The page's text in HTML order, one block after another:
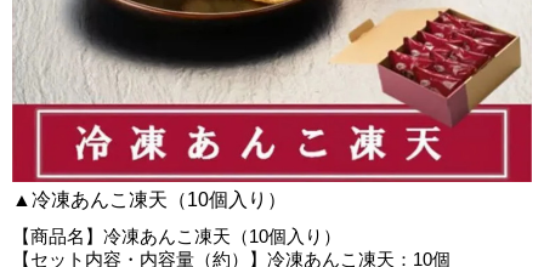
▲冷凍あんこ凍天（10個入り）
【商品名】冷凍あんこ凍天（10個入り）
【セット内容・内容量（約）】冷凍あんこ凍天：10個